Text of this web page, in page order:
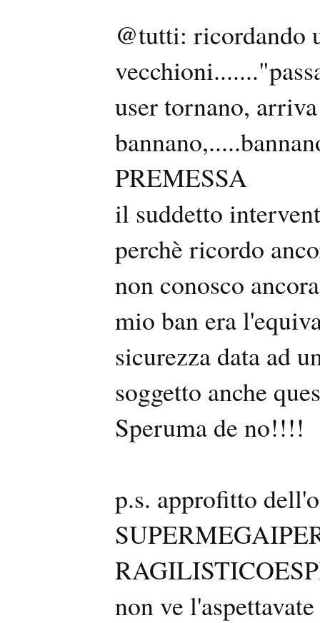
@tutti: ricordando
user tornano,
PREMESSA
il suddetto
perchè ricordo
non conosco
mio ban era
sicurezza data ad
soggetto anche
Speruma de no!!!!
p.s. approfitto
non ve l'aspettavate